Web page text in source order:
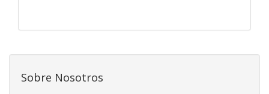
Sobre Nosotros